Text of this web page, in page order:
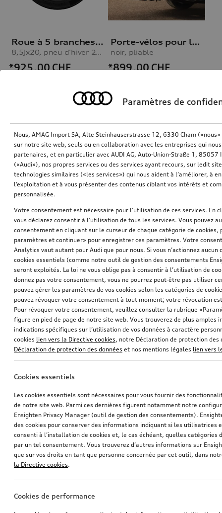
Roue à 5 branches en V
8,5Jx20, pneu d’hiver 265/50 R20 111H XL
*925,00CHF
Porte-vélos pour le dispositif d’attelage
noir, pliable
*899,00CHF
Jante à branches 5 segmentées
argent galvano-métallisé, 10,0Jx21
*885,00CHF
Caisse pour chien gonflable
taille M
*869,00CHF
*832,00CHF *829,00CHF
Paramètres de
Nous, AMAG Import SA, Alte Steinhauserstrasse 12, 6330 Cham
sur notre site web, seuls ou en collaboration avec les entreprises qui
partenaires, et en particulier avec AUDI AG, Auto-Union-Straße 1,
(«Audi»), nos propres services ou des services ayant recours, sur ledit
technologies similaires («les services») qui nous aident à l’améliorer, à
l’exploitation et à vous présenter des contenus ciblant vos intérêts et
personnalisée.
Votre consentement est nécessaire pour l’utilisation de ces services. En
vous déclarez consentir à l’utilisation de tous les services. Vous pouvez
consentement en cliquant sur le curseur de chaque catégorie de cookies,
paramètres et continuer» pour enregistrer ces paramètres. Votre
Analytics vaut autant pour Audi que pour nous. Si vous n’actionnez aucun
cookies essentiels (comme notre outil de gestion des consentements
seront exploités. La loi ne vous oblige pas à consentir à l’utilisation de
donnez pas votre consentement, vous ne pourrez peut-être pas utiliser
pouvez gérer les paramètres de vos cookies selon les catégories de
pouvez révoquer votre consentement à tout moment; votre révocation
Pour révoquer votre consentement, veuillez consulter la rubrique
figure en pied de page de notre site web. Vous trouverez de plus amples
indications spécifiques sur l’utilisation de vos données à caractère
cookies lien vers la Directive cookies, notre Déclaration de protection des
Déclaration de protection des données et nos mentions légales lien vers
Cookies essentiels
Les cookies essentiels sont nécessaires pour vous fournir des
de notre site web. Parmi ces dernières figurent notamment notre
Ensighten Privacy Manager (outil de gestion des consentements).
des cookies pour conserver des informations indiquant si les utilisatrices
consenti à l’installation de cookies et, le cas échéant, quelles catégories
par un tel consentement. Vous trouverez d’autres informations sur
que sur vos droits en tant que personne concernée par cet outil, dans
la Directive cookies.
Cookies de performance